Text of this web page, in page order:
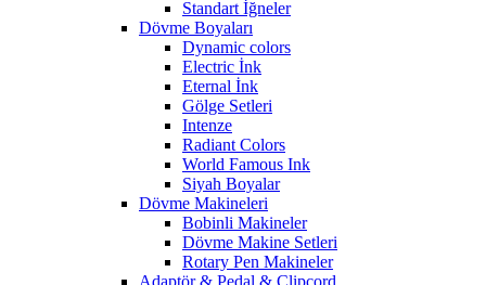
Standart İğneler
Dövme Boyaları
Dynamic colors
Electric İnk
Eternal İnk
Gölge Setleri
Intenze
Radiant Colors
World Famous Ink
Siyah Boyalar
Dövme Makineleri
Bobinli Makineler
Dövme Makine Setleri
Rotary Pen Makineler
Adaptör & Pedal & Clipcord